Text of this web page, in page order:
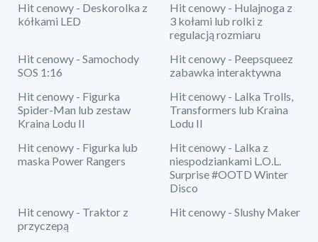
Hit cenowy - Deskorolka z
kółkami LED
Hit cenowy - Hulajnoga z
3 kołami lub rolki z
regulacją rozmiaru
Hit cenowy - Samochody
SOS 1:16
Hit cenowy - Peepsqueez
zabawka interaktywna
Hit cenowy - Figurka
Spider-Man lub zestaw
Kraina Lodu II
Hit cenowy - Lalka Trolls,
Transformers lub Kraina
Lodu II
Hit cenowy - Figurka lub
maska Power Rangers
Hit cenowy - Lalka z
niespodziankami L.O.L.
Surprise #OOTD Winter
Disco
Hit cenowy - Traktor z
przyczepą
Hit cenowy - Slushy Maker